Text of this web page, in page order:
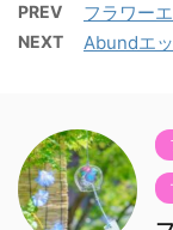
PREV フラワー
NEXT Abundエ